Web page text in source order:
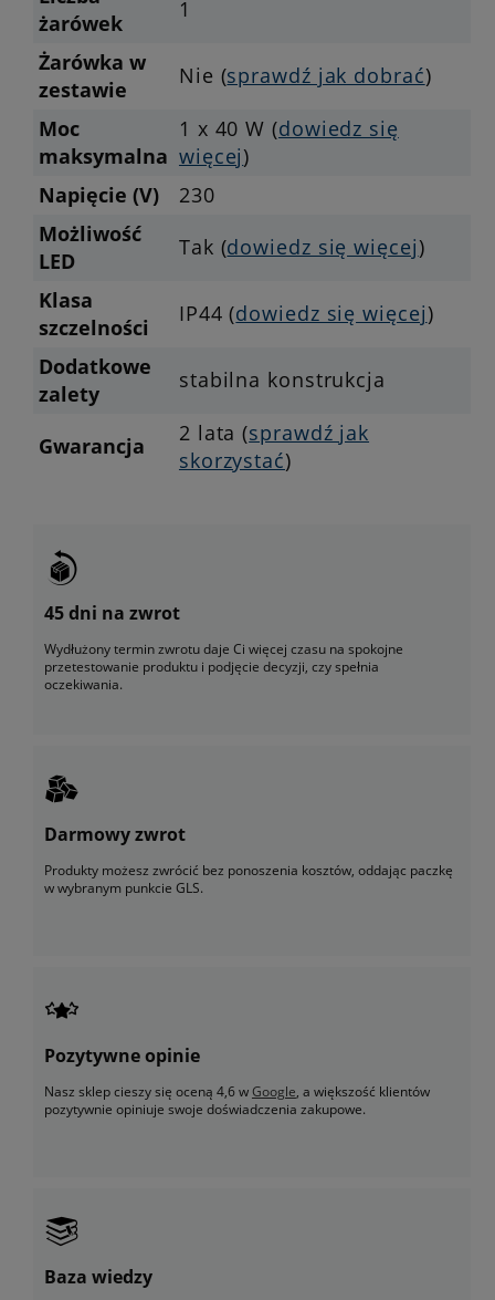
żarówek
1
Żarówka w
zestawie
Nie (sprawdź jak dobrać)
Moc
maksymalna
1 x 40 W (dowiedz się
więcej)
Napięcie (V)
230
Możliwość
LED
Tak (dowiedz się więcej)
Klasa
szczelności
IP44 (dowiedz się więcej)
Dodatkowe
zalety
stabilna konstrukcja
Gwarancja 2 lata (sprawdź jak
skorzystać)
45 dni na zwrot
Wydłużony termin zwrotu daje Ci więcej czasu na spokojne
przetestowanie produktu i podjęcie decyzji, czy spełnia
oczekiwania.
Darmowy zwrot
Produkty możesz zwrócić bez ponoszenia kosztów, oddając paczkę
w wybranym punkcie GLS.
Pozytywne opinie
Nasz sklep cieszy się oceną 4,6 wGoogle, a większość klientów
pozytywnie opiniuje swoje doświadczenia zakupowe.
Baza wiedzy